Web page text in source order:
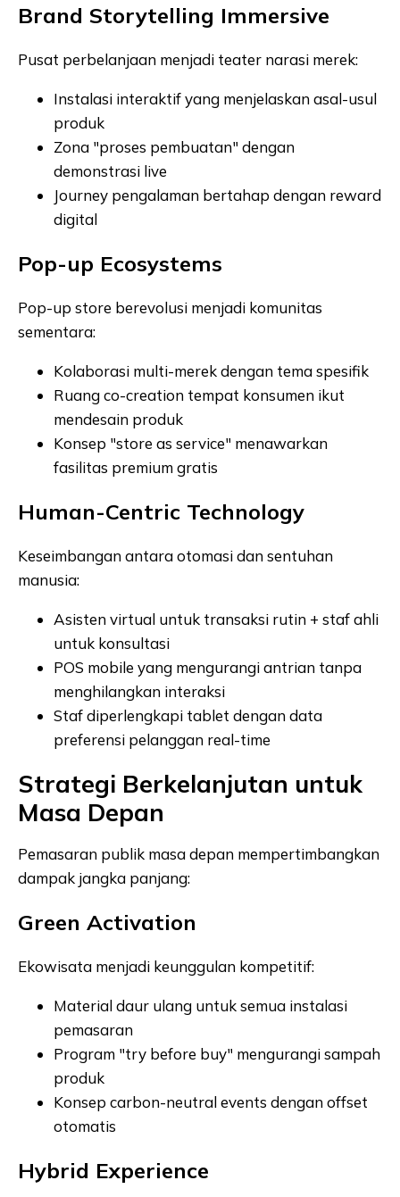
Brand Storytelling Immersive
Pusat perbelanjaan menjadi teater narasi merek:
Instalasi interaktif yang menjelaskan asal-usul
produk
Zona "proses pembuatan" dengan
demonstrasi live
Journey pengalaman bertahap dengan reward
digital
Pop-up Ecosystems
Pop-up store berevolusi menjadi komunitas
sementara:
Kolaborasi multi-merek dengan tema spesifik
Ruang co-creation tempat konsumen ikut
mendesain produk
Konsep "store as service" menawarkan
fasilitas premium gratis
Human-Centric Technology
Keseimbangan antara otomasi dan sentuhan
manusia:
Asisten virtual untuk transaksi rutin + staf ahli
untuk konsultasi
POS mobile yang mengurangi antrian tanpa
menghilangkan interaksi
Staf diperlengkapi tablet dengan data
preferensi pelanggan real-time
Strategi Berkelanjutan untuk
Masa Depan
Pemasaran publik masa depan mempertimbangkan
dampak jangka panjang:
Green Activation
Ekowisata menjadi keunggulan kompetitif:
Material daur ulang untuk semua instalasi
pemasaran
Program "try before buy" mengurangi sampah
produk
Konsep carbon-neutral events dengan offset
otomatis
Hybrid Experience